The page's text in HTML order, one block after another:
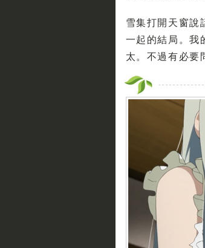
雪集打開天窗說
一起的結局。我
太。不過有必要